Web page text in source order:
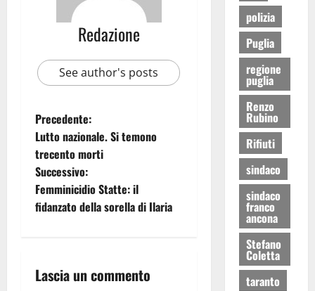
Redazione
See author's posts
Precedente:
Lutto nazionale. Si temono
trecento morti
Successivo:
Femminicidio Statte: il
fidanzato della sorella di Ilaria
Lascia un commento
polizia
Puglia
regione
puglia
Renzo
Rubino
Rifiuti
sindaco
sindaco
franco
ancona
Stefano
Coletta
taranto